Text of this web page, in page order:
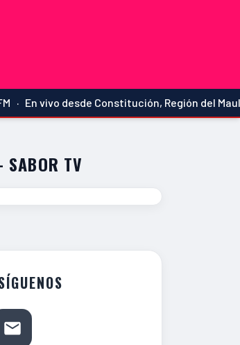
desde Constitución, Región del Maule · La
SABOR TV